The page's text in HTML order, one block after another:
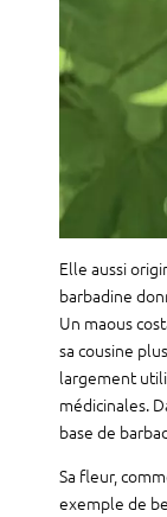
Elle aussi
barbadine
Un maous
sa cousine
largement
médicinales.
base de
Sa fleur,
exemple de